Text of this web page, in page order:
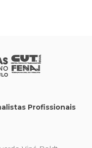
Profissionais